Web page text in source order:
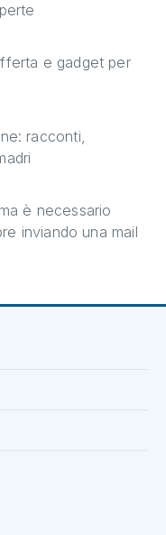
e gadget per
racconti,
è necessario
inviando una mail